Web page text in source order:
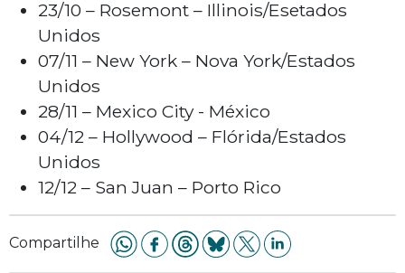
23/10 – Rosemont – Illinois/Esetados
Unidos
07/11 – New York – Nova York/Estados
Unidos
28/11 – Mexico City - México
04/12 – Hollywood – Flórida/Estados
Unidos
12/12 – San Juan – Porto Rico
Compartilhe